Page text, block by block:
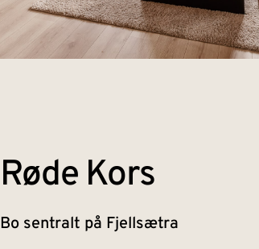
Røde Kors​
Bo sentralt på Fjellsætra